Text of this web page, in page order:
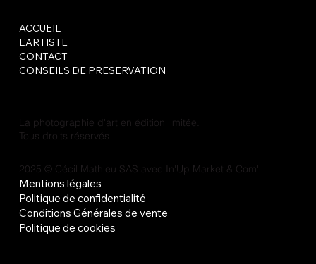
ACCUEIL
L'ARTISTE
CONTACT
CONSEILS DE PRESERVATION
Mentions légales
Politique de confidentialité
Conditions Générales de vente
Politique de cookies
La photographie d'art en édition limitée.
Tous droits réservés
2025 © Cécil Mathieu SAS avec In'Up Market & Com'